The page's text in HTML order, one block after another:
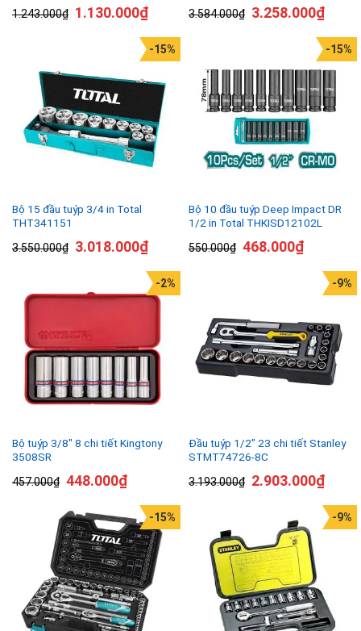
1.243.000₫ 1.130.000₫
3.584.000₫ 3.258.000₫
Bộ 15 đầu tuýp 3/4 in Total
THT341151
3.550.000₫
-15%
3.018.000₫
Bộ 10 đầu tuýp Deep Impact DR
1/2 in Total THKISD12102L
550.000₫
-15%
468.000₫
Bộ tuýp 3/8″ 8 chi tiết Kingtony
3508SR
457.000₫
-2%
448.000₫
Đầu tuýp 1/2″ 23 chi tiết Stanley
STMT74726-8C
3.193.000₫
-9%
2.903.000₫
-15% -9%